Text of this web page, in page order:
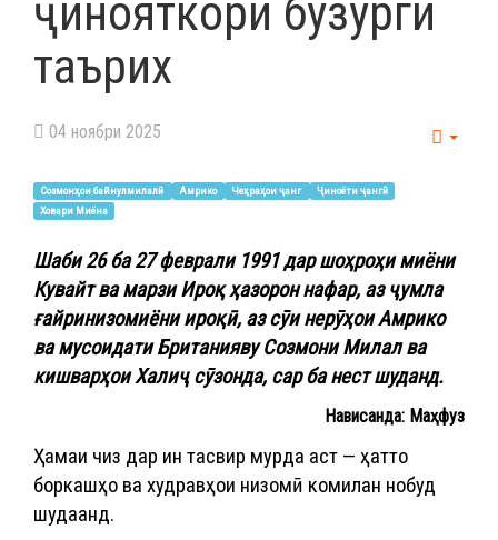
ҷинояткори бузурги
таърих
04 ноябри 2025
Созмонҳои байнулмилалӣ Амрико Чеҳраҳои ҷанг
Ҷиноёти ҷангӣ
Ховари Миёна
Шаби 26 ба 27 феврали 1991 дар шоҳроҳи миёни
Кувайт ва марзи Ироқ ҳазорон нафар, аз ҷумла
ғайринизомиёни ироқӣ, аз сӯи нерӯҳои Амрико
ва мусоидати Британияву Созмони Милал ва
кишварҳои Халиҷ сӯзонда, сар ба нест шуданд.
Нависанда: Маҳфуз
Ҳамаи чиз дар ин тасвир мурда аст — ҳатто
боркашҳо ва худравҳои низомӣ комилан нобуд
шудаанд.